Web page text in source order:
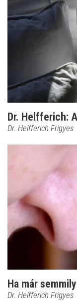
Dr. Helfferich:
Dr. Helfferich Frigyes
Ha már
Dr. Helfferich Frigyes